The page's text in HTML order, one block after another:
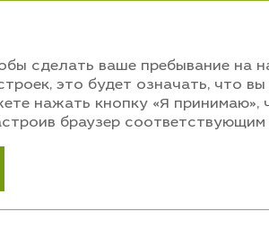
сделать ваше пребывание
это будет означать, что
нажать кнопку «Я
браузер соответствующим